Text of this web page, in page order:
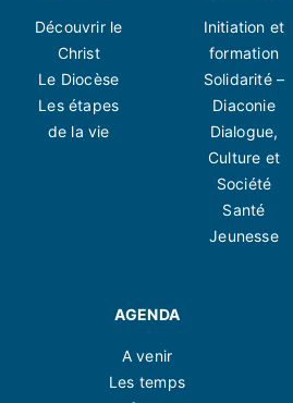
Découvrir le
Christ
Le Diocèse
Les étapes
de la vie
Initiation et
formation
Solidarité –
Diaconie
Dialogue,
Culture et
Société
Santé
Jeunesse
AGENDA
A venir
Les temps